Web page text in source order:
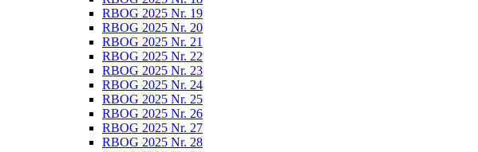
RBOG 2025 Nr. 19
RBOG 2025 Nr. 20
RBOG 2025 Nr. 21
RBOG 2025 Nr. 22
RBOG 2025 Nr. 23
RBOG 2025 Nr. 24
RBOG 2025 Nr. 25
RBOG 2025 Nr. 26
RBOG 2025 Nr. 27
RBOG 2025 Nr. 28